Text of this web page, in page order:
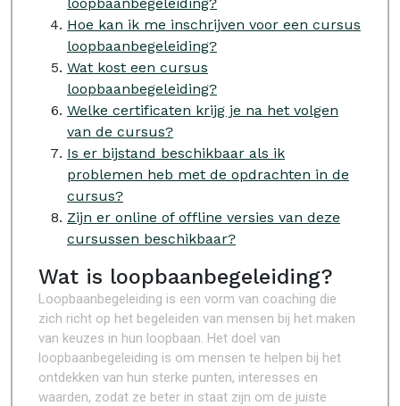
Hoe kan ik me inschrijven voor een cursus
loopbaanbegeleiding?
Wat kost een cursus
loopbaanbegeleiding?
Welke certificaten krijg je na het volgen
van de cursus?
Is er bijstand beschikbaar als ik
problemen heb met de opdrachten in de
cursus?
Zijn er online of offline versies van deze
cursussen beschikbaar?
Wat is loopbaanbegeleiding?
Loopbaanbegeleiding is een vorm van coaching die
zich richt op het begeleiden van mensen bij het maken
van keuzes in hun loopbaan. Het doel van
loopbaanbegeleiding is om mensen te helpen bij het
ontdekken van hun sterke punten, interesses en
waarden, zodat ze beter in staat zijn om de juiste